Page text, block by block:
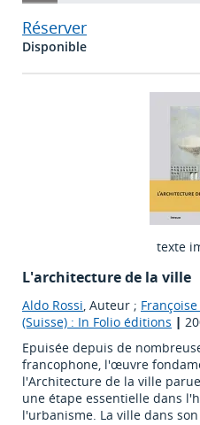
Réserver
Disponible
texte
L'architecture de la ville
Aldo Rossi, Auteur ;
(Suisse) : In Folio éditions |
Epuisée depuis de
francophone, l'œuvre
l'Architecture de la ville
une étape essentielle dans
l'urbanisme. La ville dans